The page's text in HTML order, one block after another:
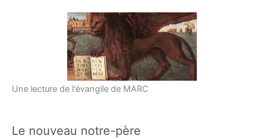
Une lecture de l'évangile de MARC
Le nouveau notre-père